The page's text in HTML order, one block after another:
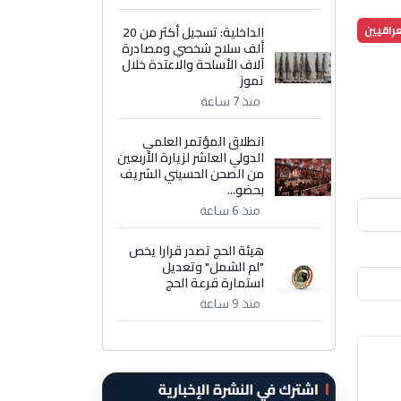
الداخلية: تسجيل أكثر من 20
ألف سلاح شخصي ومصادرة
آلاف الأسلحة والاعتدة خلال
تموز
منذ 7 ساعة
انطلاق المؤتمر العلمي
الدولي العاشر لزيارة الأربعين
من الصحن الحسيني الشريف
بحضو...
منذ 6 ساعة
هيئة الحج تصدر قرارا يخص
"لم الشمل" وتعديل
استمارة قرعة الحج
منذ 9 ساعة